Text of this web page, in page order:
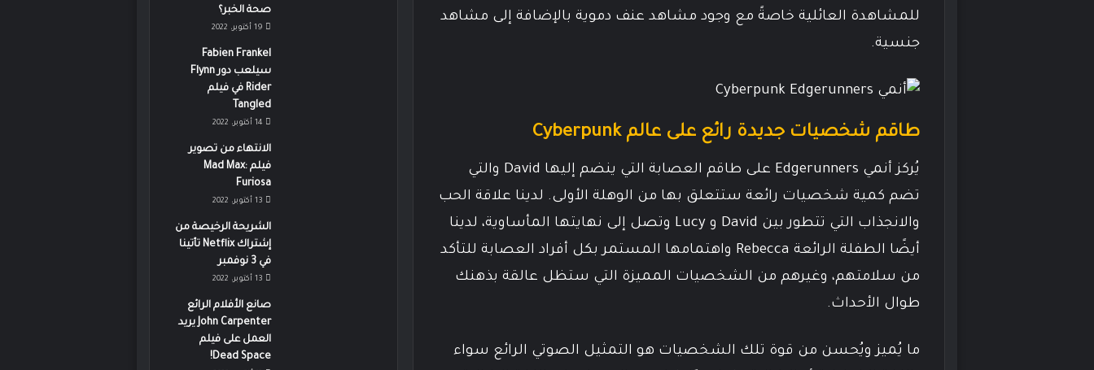
للمشاهدة العائلية خاصةً مع وجود مشاهد عنف دموية بالإضافة إلى مشاهد
جنسية.
طاقم شخصيات جديدة رائع على عالم Cyberpunk
يُركز أنمي Edgerunners على طاقم العصابة التي ينضم إليها David والتي
تضم كمية شخصيات رائعة ستتعلق بها من الوهلة الأولى. لدينا علاقة الحب
والانجذاب التي تتطور بين David و Lucy وتصل إلى نهايتها المأساوية، لدينا
أيضًا الطفلة الرائعة Rebecca واهتمامها المستمر بكل أفراد العصابة للتأكد
من سلامتهم، وغيرهم من الشخصيات المميزة التي ستظل عالقة بذهنك
طوال الأحداث.
ما يُميز ويُحسن من قوة تلك الشخصيات هو التمثيل الصوتي الرائع سواء
صحة الخبر؟
19 أكتوبر، 2022
Fabien Frankel
سيلعب دور Flynn
Rider في فيلم
Tangled
14 أكتوبر، 2022
الانتهاء من تصوير
فيلم Mad Max:
Furiosa
13 أكتوبر، 2022
الشريحة الرخيصة من
إشتراك Netflix تأتينا
في 3 نوفمبر
13 أكتوبر، 2022
صانع الأفلام الرائع
John Carpenter يريد
العمل على فيلم
Dead Space!